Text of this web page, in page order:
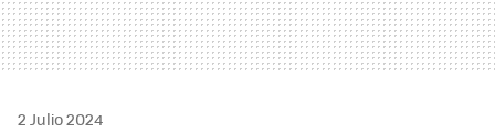
2 Julio 2024